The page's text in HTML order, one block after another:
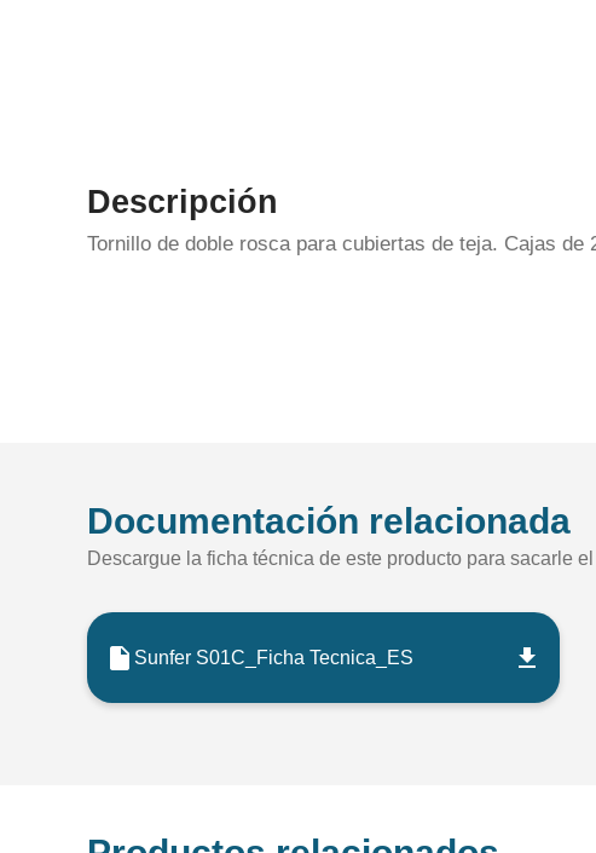
Descripción
Tornillo de doble rosca para cubiertas de teja. Cajas de
Documentación relacionada
Descargue la ficha técnica de este producto para sacarle
Sunfer S01C_Ficha Tecnica_ES